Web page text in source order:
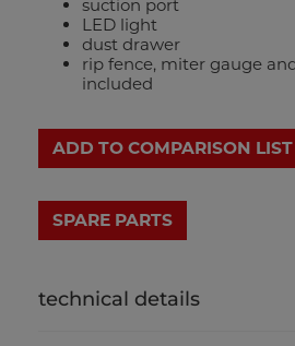
suction port
LED light
dust drawer
rip fence, miter gauge
included
ADD TO COMPARISON LIST
technical details